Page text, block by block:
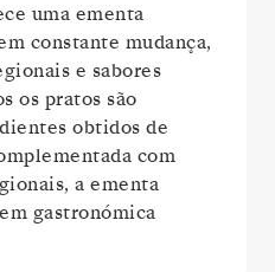
uma ementa
constante mudança,
e sabores
os pratos são
obtidos de
com
a ementa
gastronómica